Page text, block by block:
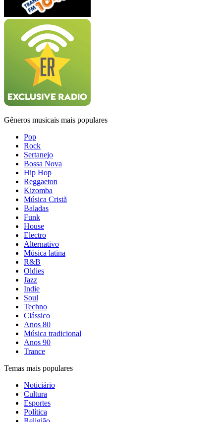
Gêneros musicais mais populares
Pop
Rock
Sertanejo
Bossa Nova
Hip Hop
Reggaeton
Kizomba
Música Cristã
Baladas
Funk
House
Electro
Alternativo
Música latina
R&B
Oldies
Jazz
Indie
Soul
Techno
Clássico
Anos 80
Música tradicional
Anos 90
Trance
Temas mais populares
Noticiário
Cultura
Esportes
Política